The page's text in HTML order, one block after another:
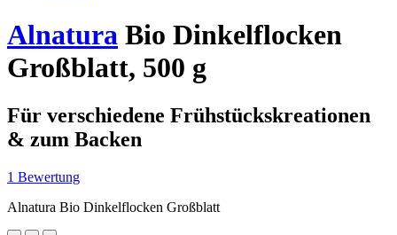
Alnatura Bio Dinkelflocken
Großblatt, 500 g
Für verschiedene Frühstückskreationen
& zum Backen
1 Bewertung
Alnatura Bio Dinkelflocken Großblatt